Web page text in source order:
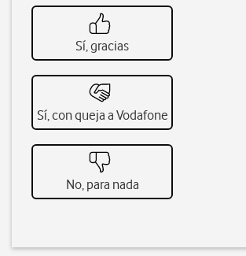
Sí, gracias
Sí, con queja a Vodafone
No, para nada